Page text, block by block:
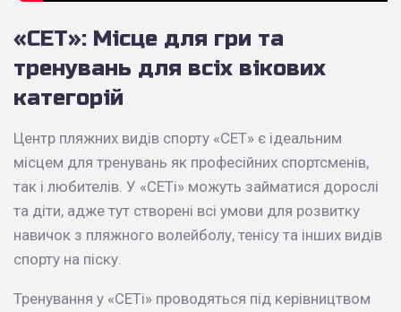
«СЕТ»: Місце для гри та
тренувань для всіх вікових
категорій
Центр пляжних видів спорту «СЕТ» є ідеальним
місцем для тренувань як професійних спортсменів,
так і любителів. У «СЕТі» можуть займатися дорослі
та діти, адже тут створені всі умови для розвитку
навичок з пляжного волейболу, тенісу та інших видів
спорту на піску.
Тренування у «СЕТі» проводяться під керівництвом